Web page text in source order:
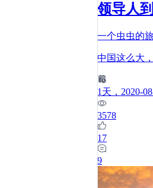
领导人
一个虫虫的
中国这么大
1 天 ，2020-
3578
17
9